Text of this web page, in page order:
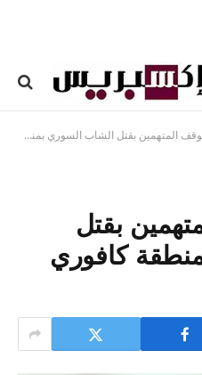
المتهمين بقتل الشاب السوري بمنطقة كافوري
بقتل
كافوري